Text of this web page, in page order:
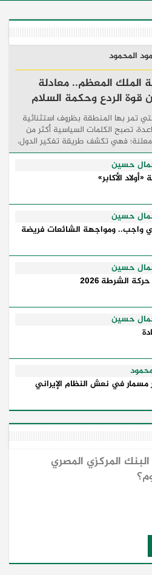
المحمود
الملك المعظم.. معادلة
قوة الردع وحكمة السلام
تمر بها المنطقة بظروف استثنائية
تصبح الكلمات السياسية أكثر من
فهي تكشف طريقة تفكير الدول،
للأزمات، والحدود التي تفصل بين القوة
حسين
الأكابر»
حسين
واجب.. ومواجهة الشائعات فريضة
حسين
الشرطة 2026
حسين
مسمار في نعش النظام الإيراني
المركزي المصري